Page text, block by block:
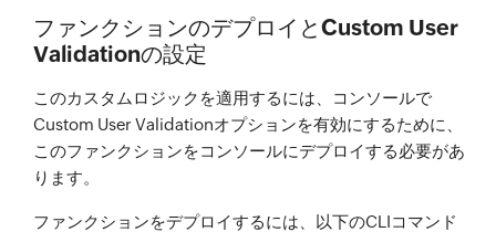
org_id: ''
} ))
} else {
// ユーザーの認証に失敗しました
status :
'failure'
ファンクションのデプロイとCustom User
Validationの設定
このカスタムロジックを適用するには、コンソールで
Custom User Validationオプションを有効にするために、
このファンクションをコンソールにデプロイする必要があ
ります。
ファンクションをデプロイするには、以下のCLIコマンド